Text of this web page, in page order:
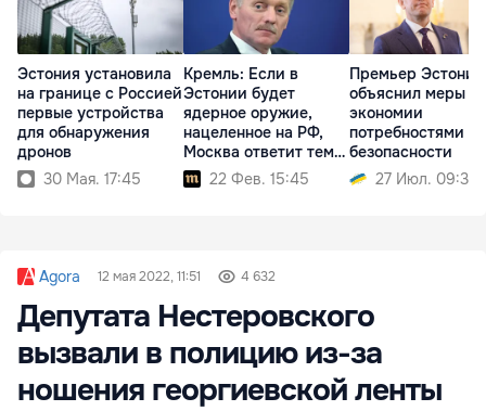
Эстония установила
на границе с Россией
первые устройства
для обнаружения
дронов
30 Мая. 17:45
Кремль: Если в
Эстонии будет
ядерное оружие,
нацеленное на РФ,
Москва ответит тем
же 22 Фев. 15:45
Премьер Эстонии
объяснил меры по
экономии
потребностями
безопасности
27 Июл. 09:36
Agora 12 мая 2022, 11:51 4 632
Депутата Нестеровского
вызвали в полицию из-за
ношения георгиевской ленты